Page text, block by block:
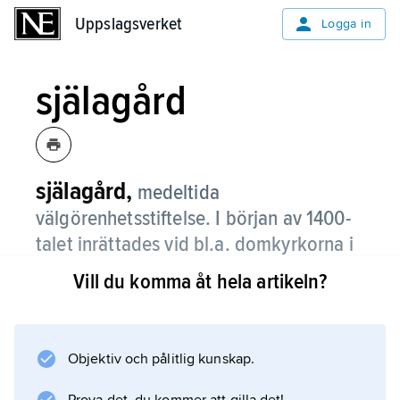
Uppslagsverket Logga in
själagård
själagård, medeltida
välgörenhetsstiftelse. I början av 1400-
talet inrättades vid bl.a. domkyrkorna i
Uppsala, Linköping och Åbo och
Storkyrkan i Stockholm s.k. själakor, där
I själakorens regi utdelades allmosor och
Vill du komma åt hela artikeln?
Objektiv och pålitlig kunskap.